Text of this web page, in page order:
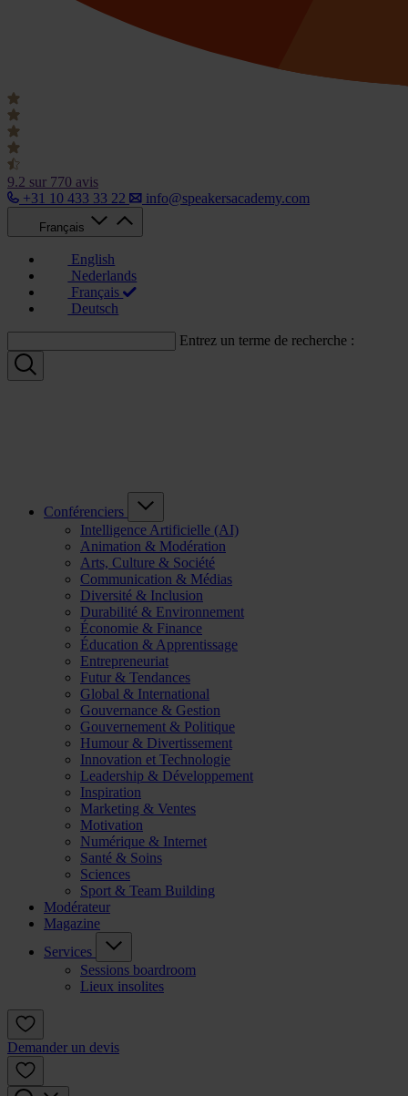
9.2 sur 770 avis
+31 10 433 33 22
info@speakersacademy.com
Français
English
Nederlands
Français
Deutsch
Entrez un terme de recherche :
Conférenciers
Intelligence Artificielle (AI)
Animation & Modération
Arts, Culture & Société
Communication & Médias
Diversité & Inclusion
Durabilité & Environnement
Économie & Finance
Éducation & Apprentissage
Entrepreneuriat
Futur & Tendances
Global & International
Gouvernance & Gestion
Gouvernement & Politique
Humour & Divertissement
Innovation et Technologie
Leadership & Développement
Inspiration
Marketing & Ventes
Motivation
Numérique & Internet
Santé & Soins
Sciences
Sport & Team Building
Modérateur
Magazine
Services
Sessions boardroom
Lieux insolites
Demander un devis